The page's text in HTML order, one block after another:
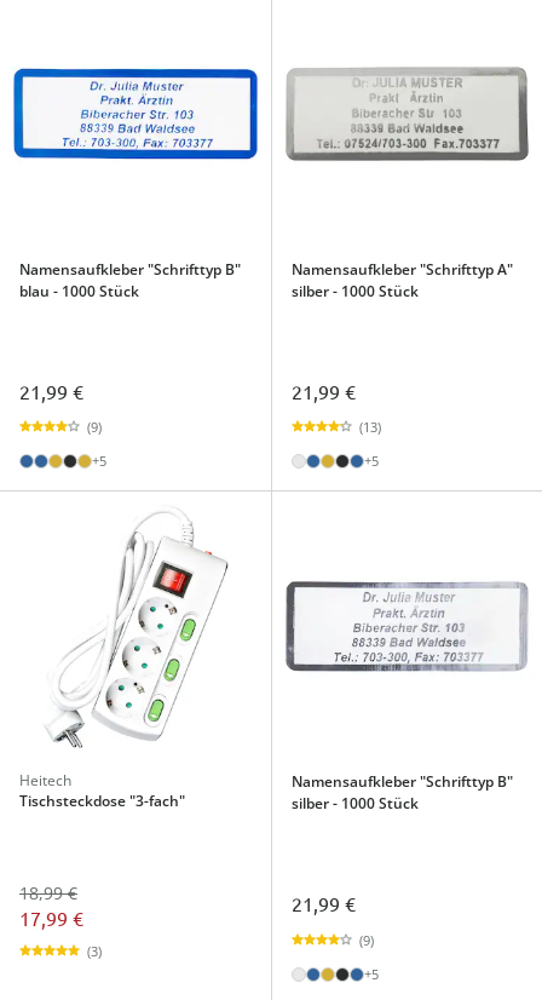
Namensaufkleber "Schrifttyp B"
blau - 1000 Stück
21,99 €
(9)
+5
Namensaufkleber "Schrifttyp A"
silber - 1000 Stück
21,99 €
(13)
+5
Heitech
Tischsteckdose "3-fach"
18,99 €
17,99 €
(3)
Namensaufkleber "Schrifttyp B"
silber - 1000 Stück
21,99 €
(9)
+5